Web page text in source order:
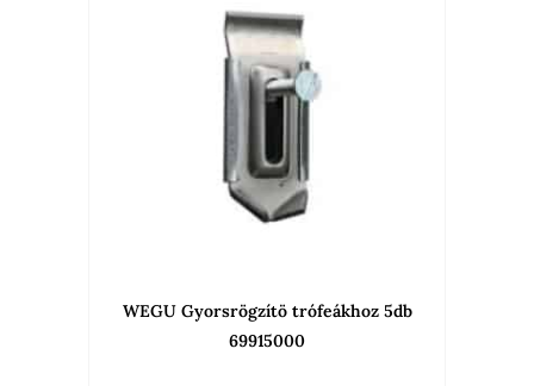
WEGU Gyorsrögzítö trófeákhoz 5db
69915000